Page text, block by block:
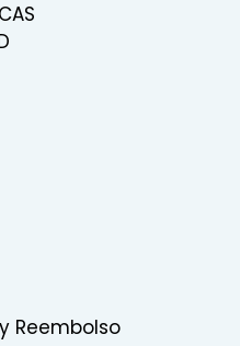
Reembolso